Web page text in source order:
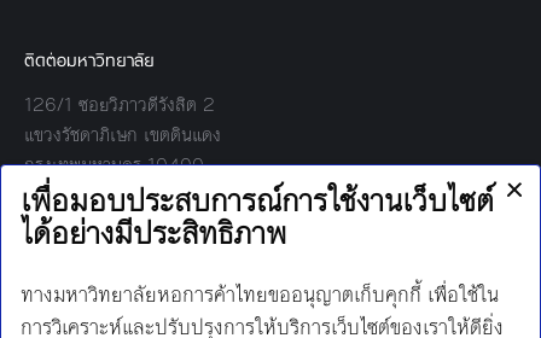
ติดต่อมหาวิทยาลัย
126/1 ซอยวิภาวดีรังสิต 2
แขวงรัชดาภิเษก เขตดินแดง
กรุงเทพมหานคร 10400
โทร:
02-697-6000
เวลาทำการ:
8.30 - 17.00